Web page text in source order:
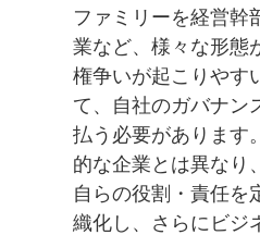
ファミリーを経営幹
業など、様々な形態
権争いが起こりやす
て、自社のガバナン
払う必要があります
的な企業とは異なり
自らの役割・責任を
織化し、さらにビジ